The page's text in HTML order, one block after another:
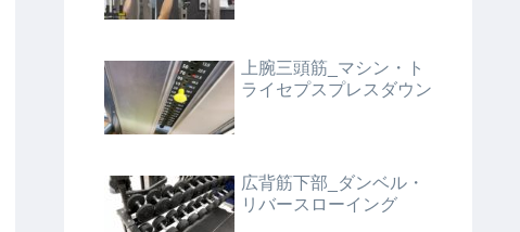
上腕三頭筋_マシン・ト
ライセプスプレスダウン
広背筋下部_ダンベル・
リバースローイング